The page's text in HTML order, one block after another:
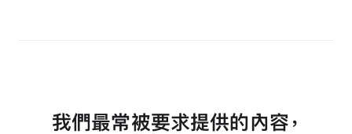
我們最常被要求提供的內容，